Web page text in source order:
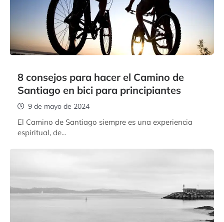
8 consejos para hacer el Camino de
Santiago en bici para principiantes
9 de mayo de 2024
El Camino de Santiago siempre es una experiencia
espiritual, de...